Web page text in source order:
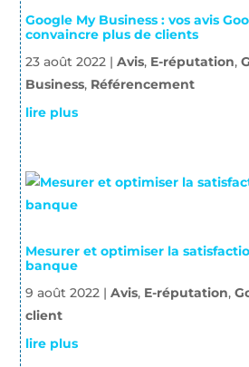
Google My Business : vos avis
convaincre plus de clients
23 août 2022| Avis, E-réputation,
Business, Référencement
lire plus
Mesurer et optimiser la
banque
9 août 2022| Avis, E-réputation,
client
lire plus